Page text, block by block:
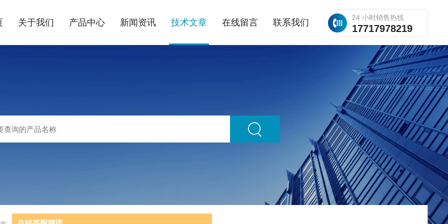
24 小时销售热线
17717978219
关于我们 产品中心 新闻资讯 技术文章 在线留言 联系我们